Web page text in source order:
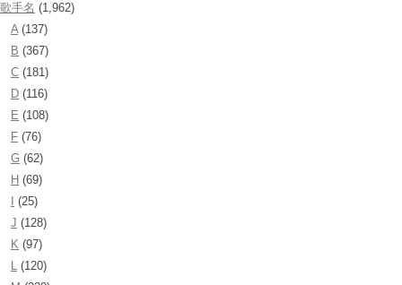
歌手名 (1,962)
A(137)
B (367)
C (181)
D (116)
E (108)
F (76)
G (62)
H (69)
(25)
J (128)
K (97)
L (120)